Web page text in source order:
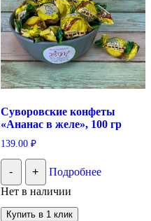
Суворовские конфеты
«Ананас в желе», 100 гр
139.00 ₽
- +
Подробнее
Нет в наличии
Купить в 1 клик